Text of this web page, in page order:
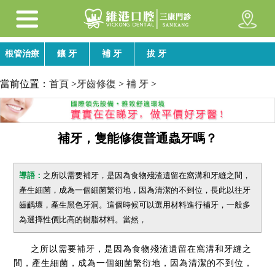
根管治療 鑲 牙 補 牙 拔 牙
當前位置： 首頁 >牙齒修復 > 補 牙 >
補牙，隻能修復普通蟲牙嗎？
導語： 之所以需要補牙，是因為食物殘渣遺留在窩溝和牙縫之間，
產生細菌，成為一個細菌繁衍地，因為清潔的不到位，長此以往牙
齒齲壞，產生黑色牙洞。這個時候可以選用材料進行補牙，一般多
為選擇性價比高的樹脂材料。當然，
之所以需要補牙 ，是因為食物殘渣遺留在窩溝和牙縫之
間，產生細菌，成為一個細菌繁衍地，因為清潔的不到位，